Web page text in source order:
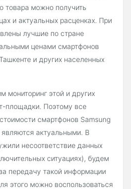
товара можно получить
и актуальных расценках. При
лучшие по стране
ценами смартфонов
и других населенных
мониторинг этой и других
площадки. Поэтому все
смартфонов Samsung
актуальными. В
несоответствие данных
ситуациях), будем
передачу такой информации
этого можно воспользоваться